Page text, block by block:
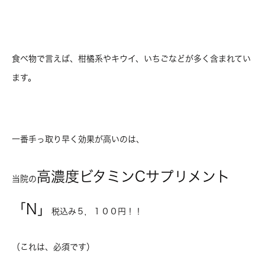
食べ物で言えば、柑橘系やキウイ、いちごなどが多く含まれてい
ます。
一番手っ取り早く効果が高いのは、
当院の高濃度ビタミンCサプリメント
「N」 税込み５，１００円！！
（これは、必須です）